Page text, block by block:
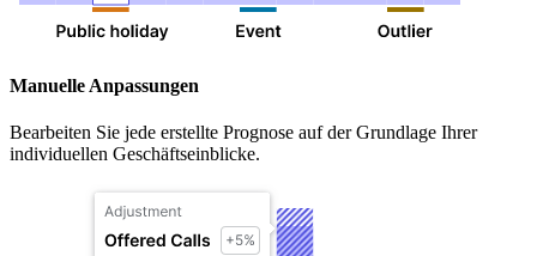
Manuelle Anpassungen
Bearbeiten Sie jede erstellte Prognose auf der Grundlage Ihrer
individuellen Geschäftseinblicke.